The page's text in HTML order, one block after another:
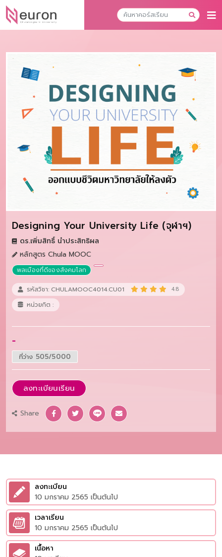
Designing Your University Life (จุฬาฯ)
ดร.เพิ่มสิทธิ์ นำประสิทธิผล
หลักสูตร Chula MOOC
พลเมืองที่ดีของสังคมโลก
รหัสวิชา: CHULAMOOC4014.CU01 4.8
หน่วยกิต :
-
ที่ว่าง 505/5000
ลงทะเบียนเรียน
Share
ลงทะเบียน
10 มกราคม 2565 เป็นต้นไป
เวลาเรียน
10 มกราคม 2565 เป็นต้นไป
เนื้อหา